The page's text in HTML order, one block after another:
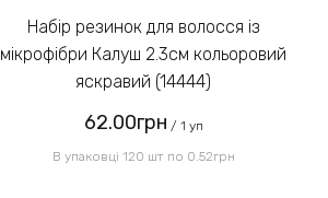
Набір резинок для волосся із
мікрофібри Калуш 2.3см кольоровий
яскравий (14444)
62.00грн / 1 уп
В упаковці 120 шт по 0.52грн